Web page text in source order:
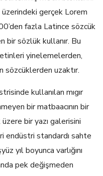
gerçek Lorem
fazla Latince sözcük
bir sözlük kullanır. Bu
yinelemelerden,
uzaktır.
kullanılan mıgır
bir matbaacının bir
bir yazı galerisini
endüstri standardı sahte
yıl boyunca varlığını
pek değişmeden